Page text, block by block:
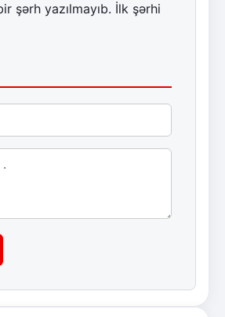
şərh yazılmayıb. İlk şərhi